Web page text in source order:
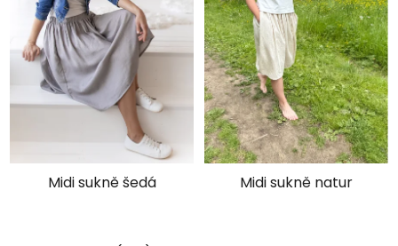
Midi sukně šedá Midi sukně natur